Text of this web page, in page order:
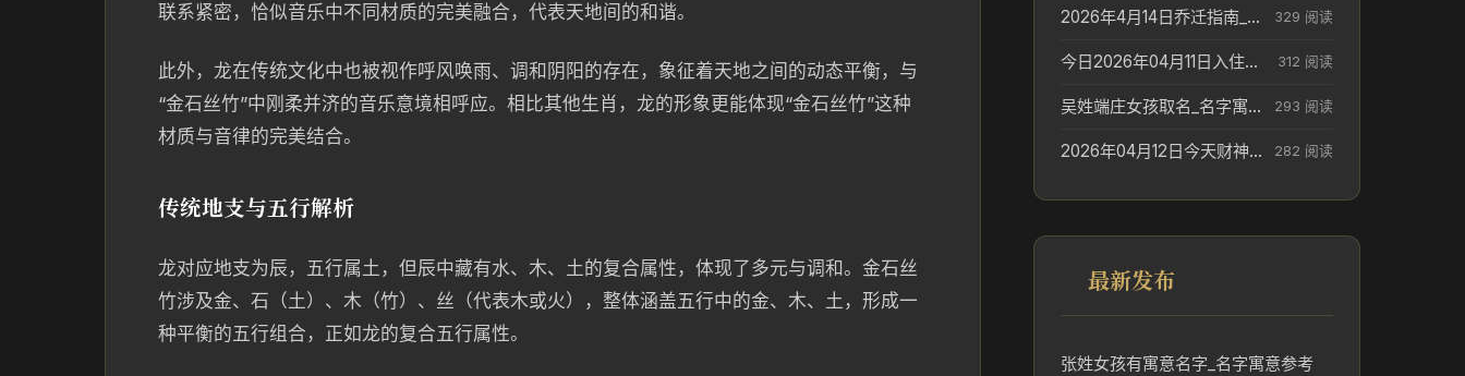
联系紧密，恰似音乐中不同材质的完美融合，代表天地间的和谐。
此外，龙在传统文化中也被视作呼风唤雨、调和阴阳的存在，象征着天地之间的动态平衡，与
“金石丝竹”中刚柔并济的音乐意境相呼应。相比其他生肖，龙的形象更能体现“金石丝竹”这种
材质与音律的完美结合。
传统地支与五行解析
龙对应地支为辰，五行属土，但辰中藏有水、木、土的复合属性，体现了多元与调和。金石丝
竹涉及金、石（土）、木（竹）、丝（代表木或火），整体涵盖五行中的金、木、土，形成一
种平衡的五行组合，正如龙的复合五行属性。
2026年4月14日乔迁指南_搬家择日参考 329 阅读
今日2026年04月11日入住新居老黄历不适宜吗_搬家择日参考 312 阅读
吴姓端庄女孩取名_名字寓意参考 293 阅读
2026年04月12日今天财神在哪个吉位_财神方位参考 282 阅读
最新发布
张姓女孩有寓意名字_名字寓意参考